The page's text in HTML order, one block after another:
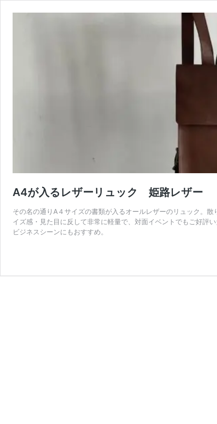
A4が入るレザーリュック 姫路レザー
その名の通りA４サイズの書類が入るオールレザーのリュック。
イズ感・見た目に反して非常に軽量で、対面イベントでもご好評
ビジネスシーンにもおすすめ。